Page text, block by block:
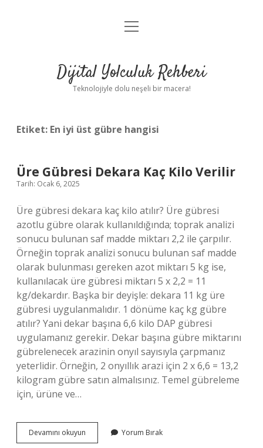
Anasayfa
Yasal Uyarı
menüyü
Dijital Yolculuk Rehberi
Teknolojiyle dolu neşeli bir macera!
Etiket: En iyi üst gübre hangisi
Üre Gübresi Dekara Kaç Kilo Verilir
Tarih: Ocak 6, 2025
Üre gübresi dekara kaç kilo atılır? Üre gübresi
azotlu gübre olarak kullanıldığında; toprak analizi
sonucu bulunan saf madde miktarı 2,2 ile çarpılır.
Örneğin toprak analizi sonucu bulunan saf madde
olarak bulunması gereken azot miktarı 5 kg ise,
kullanılacak üre gübresi miktarı 5 x 2,2 = 11
kg/dekardır. Başka bir deyişle: dekara 11 kg üre
gübresi uygulanmalıdır. 1 dönüme kaç kg gübre
atılır? Yani dekar başına 6,6 kilo DAP gübresi
uygulamanız gerekir. Dekar başına gübre miktarını
gübrelenecek arazinin onyıl sayısıyla çarpmanız
yeterlidir. Örneğin, 2 onyıllık arazi için 2 x 6,6 = 13,2
kilogram gübre satın almalısınız. Temel gübreleme
için, ürüne ve…
Devamını okuyun
Gübresi
Yorum Bırak